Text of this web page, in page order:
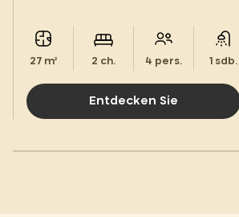
27 m² 2 ch. 4 pers. 1 sdb.
Entdecken Sie